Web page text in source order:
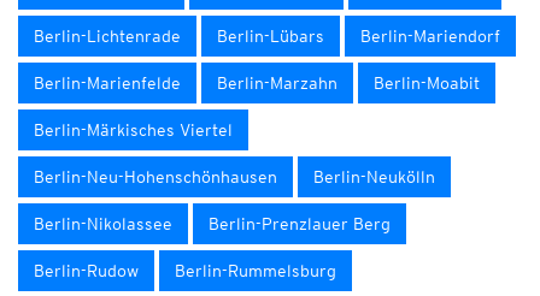
Berlin-Lichtenrade Berlin-Lübars Berlin-Mariendorf
Berlin-Marienfelde Berlin-Marzahn Berlin-Moabit
Berlin-Märkisches Viertel
Berlin-Neu-Hohenschönhausen Berlin-Neukölln
Berlin-Nikolassee Berlin-Prenzlauer Berg
Berlin-Rudow Berlin-Rummelsburg